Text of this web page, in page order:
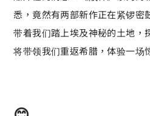
悉，竟然有两部新作正在紧锣密
带着我们踏上埃及神秘的土地，
将带领我们重返希腊，体验一场